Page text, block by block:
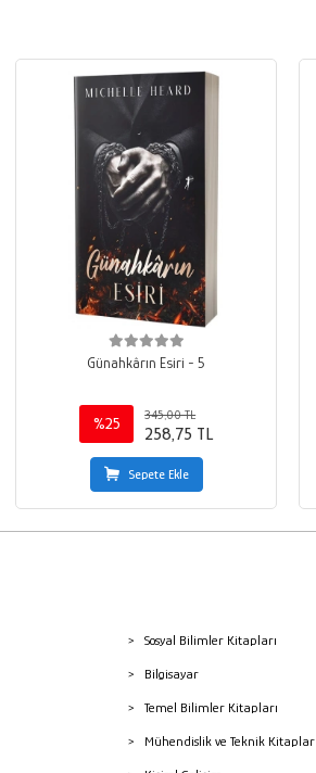
Günahkârın Esiri - 5
%25
345,00 TL
258,75 TL
Sepete Ekle
Sosyal Bilimler Kitapları
Bilgisayar
Temel Bilimler Kitapları
Mühendislik ve Teknik Kitaplar